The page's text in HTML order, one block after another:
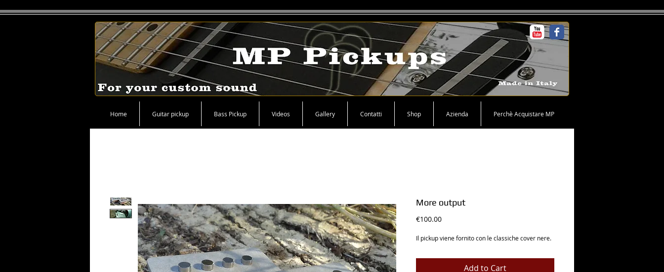
Home Guitar pickup Bass Pickup Videos Gallery Contatti Shop Azienda Perchè Acquistare MP
More output
€100.00Price
Il pickup viene fornito con le classiche cover nere.
Add to Cart